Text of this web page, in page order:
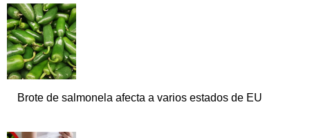
Brote de salmonela afecta a varios estados de EU